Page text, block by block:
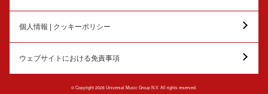
個人情報 | クッキーポリシー
ウェブサイトにおける免責事項
© Copyright 2026 Universal Music Group N.V. All rights reserved.